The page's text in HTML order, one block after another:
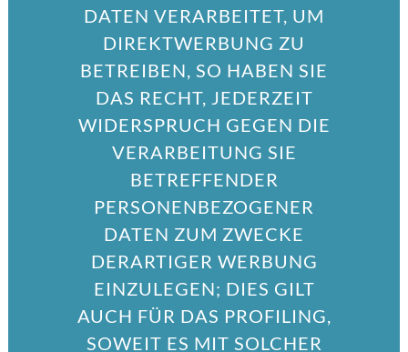
DATEN VERARBEITET, UM
DIREKTWERBUNG ZU
BETREIBEN, SO HABEN SIE
DAS RECHT, JEDERZEIT
WIDERSPRUCH GEGEN DIE
VERARBEITUNG SIE
BETREFFENDER
PERSONENBEZOGENER
DATEN ZUM ZWECKE
DERARTIGER WERBUNG
EINZULEGEN; DIES GILT
AUCH FÜR DAS PROFILING,
SOWEIT ES MIT SOLCHER